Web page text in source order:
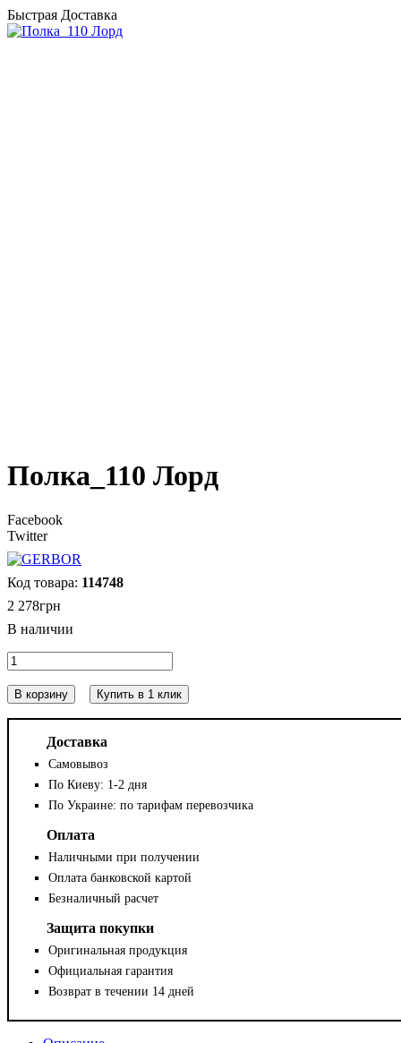
Быстрая Доставка
Полка_110 Лорд
Facebook
Twitter
114748
2 278грн
В корзину Купить в 1 клик
Доставка
Самовывоз
По Киеву: 1-2 дня
По Украине: по тарифам перевозчика
Оплата
Наличными при получении
Оплата банковской картой
Безналичный расчет
Защита покупки
Оригинальная продукция
Официальная гарантия
Возврат в течении 14 дней